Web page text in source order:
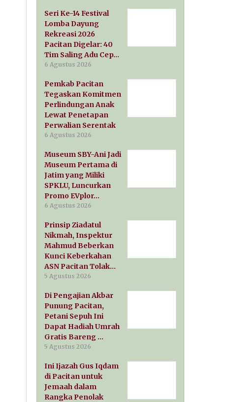
Seri Ke-14 Festival
Lomba Dayung
Rekreasi 2026
Pacitan Digelar: 40
Tim Saling Adu Cep…
6 Agustus 2026
Pemkab Pacitan
Tegaskan Komitmen
Perlindungan Anak
Lewat Penetapan
Perwalian Serentak
6 Agustus 2026
Museum SBY-Ani Jadi
Museum Pertama di
Jatim yang Miliki
SPKLU, Luncurkan
Promo EVplor…
6 Agustus 2026
Prinsip Ziadatul
Nikmah, Inspektur
Mahmud Beberkan
Kunci Keberkahan
ASN Pacitan Tolak…
5 Agustus 2026
Di Pengajian Akbar
Punung Pacitan,
Petani Sepuh Ini
Dapat Hadiah Umrah
Gratis Bareng …
5 Agustus 2026
Ini Ijazah Gus Iqdam
di Pacitan untuk
Jemaah dalam
Rangka Penolak